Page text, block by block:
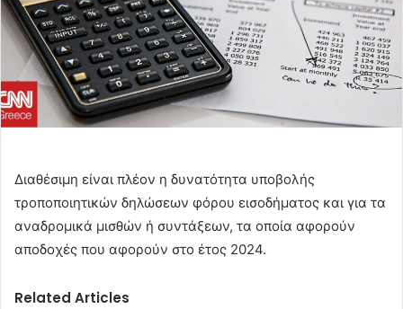
Διαθέσιμη είναι πλέον η δυνατότητα υποβολής
τροποποιητικών δηλώσεων φόρου εισοδήματος και για τα
αναδρομικά μισθών ή συντάξεων, τα οποία αφορούν
αποδοχές που αφορούν στο έτος 2024.
Related Articles